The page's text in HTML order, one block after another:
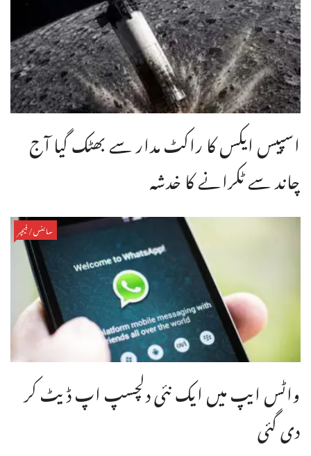
اسپیس ایکس کا راکٹ مدار سے بھٹک گیا آج
چاند سے ٹکرانے کا خدشہ
سائنس/فیچر
واٹس ایپ میں ایک نئی دلچسپ اپ ڈیٹ کر
دی گئی